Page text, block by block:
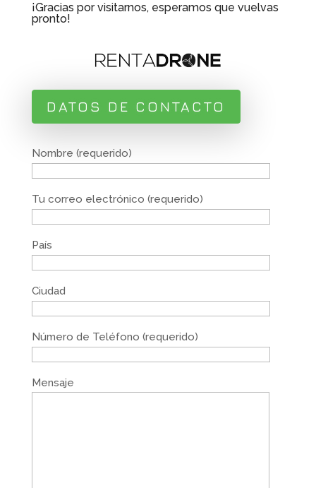
¡Gracias por visitarnos, esperamos que vuelvas
pronto!
DATOS DE CONTACTO
Nombre (requerido)
Tu correo electrónico (requerido)
País
Ciudad
Número de Teléfono (requerido)
Mensaje